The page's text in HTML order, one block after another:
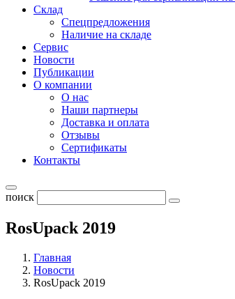
Склад
Спецпредложения
Наличие на складе
Сервис
Новости
Публикации
О компании
О нас
Наши партнеры
Доставка и оплата
Отзывы
Сертификаты
Контакты
поиск
RosUpack 2019
Главная
Новости
RosUpack 2019